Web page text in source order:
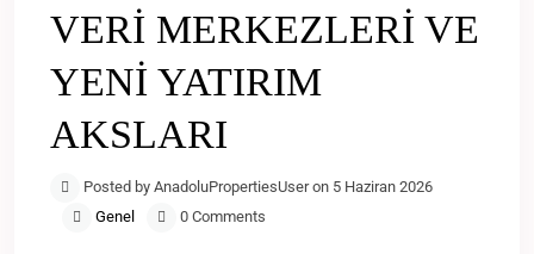
VERİ MERKEZLERİ VE
YENİ YATIRIM
AKSLARI
Posted by AnadoluPropertiesUser on 5 Haziran 2026
Genel
0 Comments